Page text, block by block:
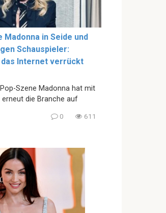
Madonna in Seide und
Schauspieler:
das Internet verrückt
Szene Madonna hat mit
die Branche auf
0 611